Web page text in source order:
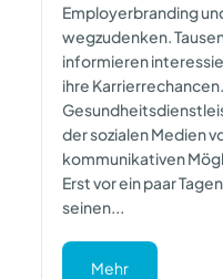
Employerbranding
wegzudenken.
informieren
ihre
der sozialen Medien
kommunikativen
Erst vor ein paar
seinen...
Mehr